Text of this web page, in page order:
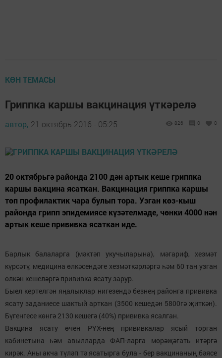
КӨН ТЕМАСЫ
Гриппка каршы вакцинация үткәрелә
автор, 21 октябрь 2016 - 05:25 826 0 0
20 октябрьгә районда 2100 дән артык кеше гриппка
каршы вакцина ясаткан. Вакцинация гриппка каршы
төп профилактик чара булып тора. Узган көз-кыш
районда грипп эпидемиясе күзәтелмәде, чөнки 4000 нән
артык кеше прививка ясаткан иде.
Барлык балаларга (мәктәп укучыларына), мәгариф, хезмәт
күрсәтү, медицина өлкәсендәге хезмәткәрләргә һәм 60 тан узган
өлкән кешеләргә прививка ясату зарур.
Быел кертелгән яңалыклар нигезендә безнең районга прививка
ясату заданиесе шактый арткан (3500 кешедән 5800гә җиткән).
Бүгенгесе көнгә 2130 кешегә (40%) прививка ясалган.
Вакцина ясату өчен РҮХ-нең прививкалар ясый торган
кабинетына һәм авылларда ФАП-ларга мөрәҗәгать итәргә
кирәк. Аны акча түләп тә ясатырга була - бер вакцинаның бәясе